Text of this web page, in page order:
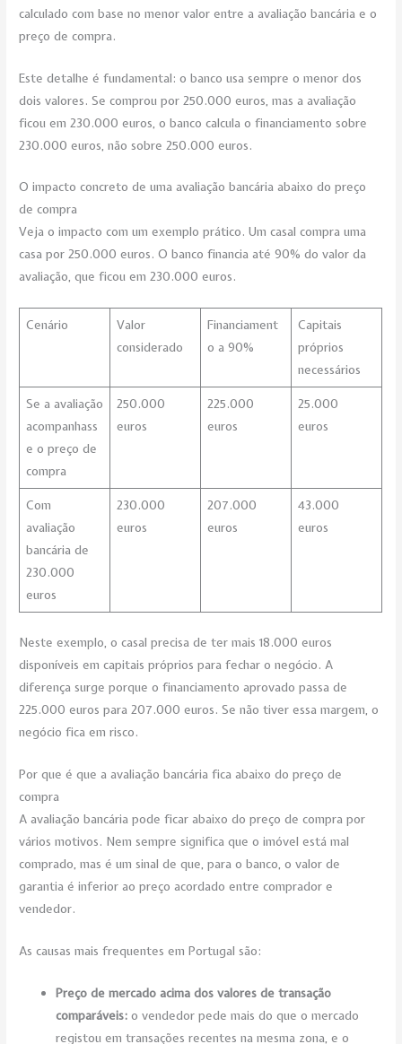
calculado com base no menor valor entre a avaliação bancária e o
preço de compra.
Este detalhe é fundamental: o banco usa sempre o menor dos
dois valores. Se comprou por 250.000 euros, mas a avaliação
ficou em 230.000 euros, o banco calcula o financiamento sobre
230.000 euros, não sobre 250.000 euros.
O impacto concreto de uma avaliação bancária abaixo do preço
de compra
Veja o impacto com um exemplo prático. Um casal compra uma
casa por 250.000 euros. O banco financia até 90% do valor da
avaliação, que ficou em 230.000 euros.
Cenário
Valor
considerado
Financiament
o a 90%
Capitais
próprios
necessários
Se a avaliação
acompanhass
e o preço de
compra
250.000
euros
225.000
euros
25.000
euros
Com
avaliação
bancária de
230.000
euros
230.000
euros
207.000
euros
43.000
euros
Neste exemplo, o casal precisa de ter mais 18.000 euros
disponíveis em capitais próprios para fechar o negócio. A
diferença surge porque o financiamento aprovado passa de
225.000 euros para 207.000 euros. Se não tiver essa margem, o
negócio fica em risco.
Por que é que a avaliação bancária fica abaixo do preço de
compra
A avaliação bancária pode ficar abaixo do preço de compra por
vários motivos. Nem sempre significa que o imóvel está mal
comprado, mas é um sinal de que, para o banco, o valor de
garantia é inferior ao preço acordado entre comprador e
vendedor.
As causas mais frequentes em Portugal são:
Preço de mercado acima dos valores de transação
comparáveis: o vendedor pede mais do que o mercado
registou em transações recentes na mesma zona, e o